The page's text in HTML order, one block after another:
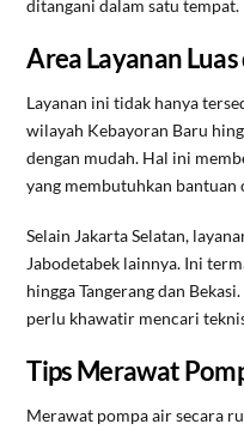
ditangani dalam satu tempat.
Area Layanan
Layanan ini tidak hanya
wilayah Kebayoran Baru
dengan mudah. Hal ini
yang membutuhkan bantuan
Selain Jakarta Selatan,
Jabodetabek lainnya. Ini
hingga Tangerang dan
perlu khawatir mencari
Tips Merawat
Merawat pompa air secara